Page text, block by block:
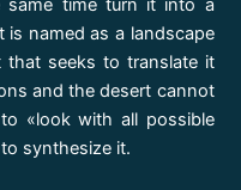
time turn it into a
named as a landscape
seeks to translate it
and the desert cannot
«look with all possible
synthesize it.